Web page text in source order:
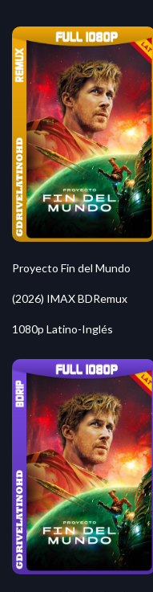
Proyecto Fin del Mundo
(2026) IMAX BDRemux
1080p Latino-Inglés